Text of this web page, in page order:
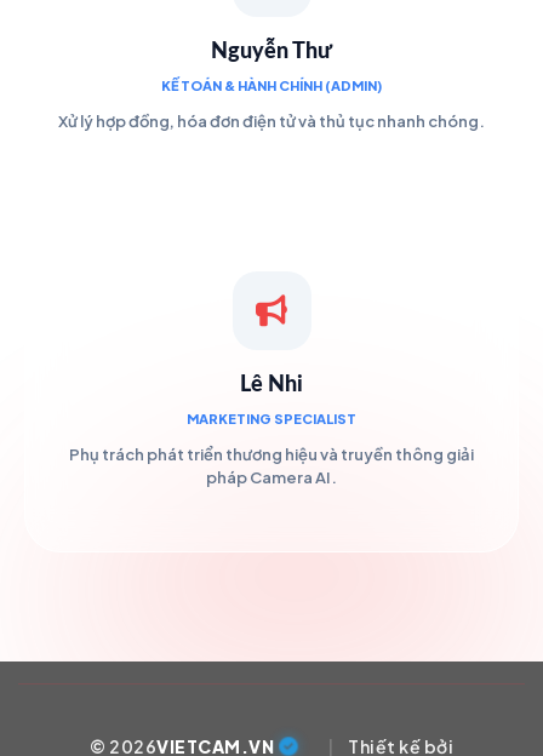
Nguyễn Thư
KẾ TOÁN & HÀNH CHÍNH (ADMIN)
Xử lý hợp đồng, hóa đơn điện tử và thủ tục nhanh chóng.
Lê Nhi
MARKETING SPECIALIST
Phụ trách phát triển thương hiệu và truyền thông giải
pháp Camera AI.
© 2026VIETCAM.VN | Thiết kế bởi